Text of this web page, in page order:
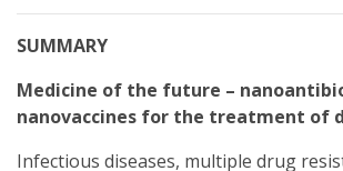
SUMMARY
Medicine of the future –
nanovaccines for the treatment of
Infectious diseases, multiple drug